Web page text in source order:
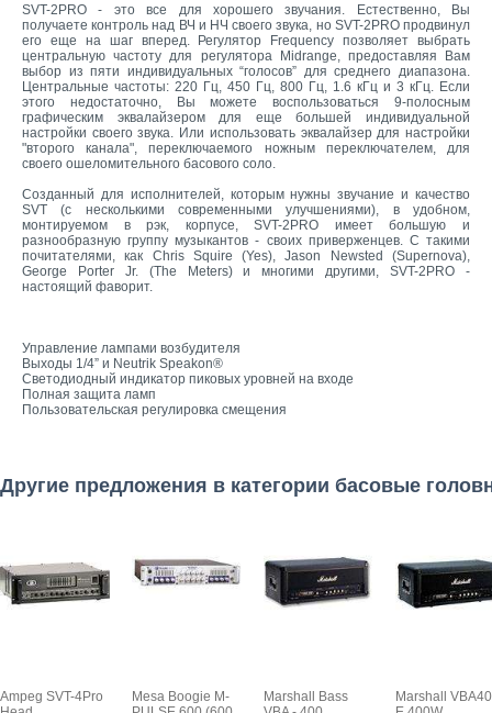
SVT-2PRO - это все для хорошего звучания. Естественно, Вы
получаете контроль над ВЧ и НЧ своего звука, но SVT-2PRO продвинул
его еще на шаг вперед. Регулятор Frequency позволяет выбрать
центральную частоту для регулятора Midrange, предоставляя Вам
выбор из пяти индивидуальных “голосов” для среднего диапазона.
Центральные частоты: 220 Гц, 450 Гц, 800 Гц, 1.6 кГц и 3 кГц. Если
этого недостаточно, Вы можете воспользоваться 9-полосным
графическим эквалайзером для еще большей индивидуальной
настройки своего звука. Или использовать эквалайзер для настройки
"второго канала", переключаемого ножным переключателем, для
своего ошеломительного басового соло.
Созданный для исполнителей, которым нужны звучание и качество
SVT (с несколькими современными улучшениями), в удобном,
монтируемом в рэк, корпусе, SVT-2PRO имеет большую и
разнообразную группу музыкантов - своих приверженцев. С такими
почитателями, как Chris Squire (Yes), Jason Newsted (Supernova),
George Porter Jr. (The Meters) и многими другими, SVT-2PRO -
настоящий фаворит.
Управление лампами возбудителя
Выходы 1/4” и Neutrik Speakon®
Светодиодный индикатор пиковых уровней на входе
Полная защита ламп
Пользовательская регулировка смещения
Другие предложения в категории басовые
Ampeg SVT-4Pro
Mesa Boogie M-
Marshall Bass
Marshall